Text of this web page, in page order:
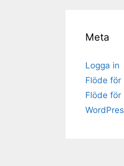
Meta
Logga in
Flöde för
Flöde för